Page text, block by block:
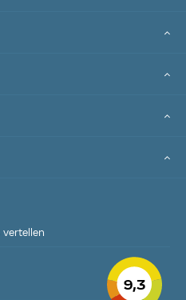
9,3